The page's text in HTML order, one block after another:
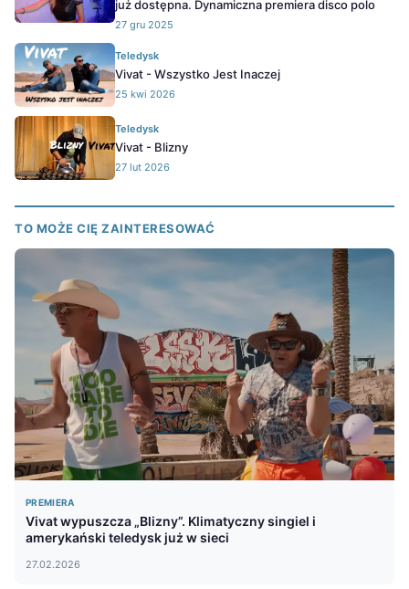
już dostępna. Dynamiczna premiera disco polo
27 gru 2025
Teledysk
Vivat - Wszystko Jest Inaczej
25 kwi 2026
Teledysk
Vivat - Blizny
27 lut 2026
TO MOŻE CIĘ ZAINTERESOWAĆ
PREMIERA
Vivat wypuszcza „Blizny”. Klimatyczny singiel i
amerykański teledysk już w sieci
27.02.2026